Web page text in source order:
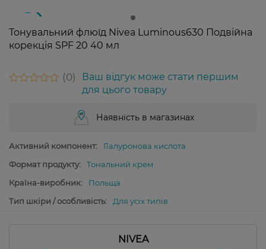
Тонувальний флюїд Nivea Luminous630 Подвійна
корекція SPF 20 40 мл
0
Ваш відгук може стати першим
для цього товару
Наявність в магазинах
Активний компонент:
Гіалуронова кислота
Формат продукту:
Тональний крем
Країна-виробник:
Польща
Тип шкіри / особливість:
Для усіх типів
NIVEA